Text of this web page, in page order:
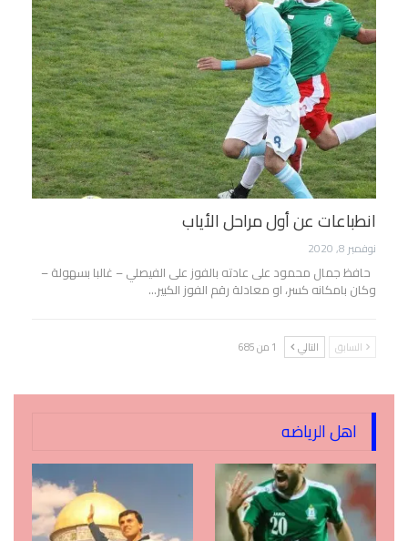
انطباعات عن أول مراحل الأياب
نوفمبر 8, 2020
حافظ جمال محمود على عادته بالفوز على الفيصلي – غالبا بسهولة –
وكان بامكانه كسر، او معادلة رقم الفوز الكبير…
السابق التالي 1 من 685
اهل الرياضه